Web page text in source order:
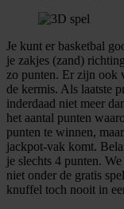
Je kunt er basketbal
je zakjes (zand)
zo punten. Er zijn ook
de kermis. Als laatste
inderdaad niet meer
het aantal punten
punten te winnen,
jackpot-vak komt.
je slechts 4 punten.
niet onder de gratis
knuffel toch nooit in